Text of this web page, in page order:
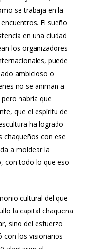
se trabaja en la
El sueño
en una ciudad
los organizadores
puede
ambicioso o
no se animan a
habría que
que el espíritu de
ha logrado
chaqueños con ese
a moldear la
con todo lo que eso
cultural del que
la capital chaqueña
sino del esfuerzo
con los visionarios